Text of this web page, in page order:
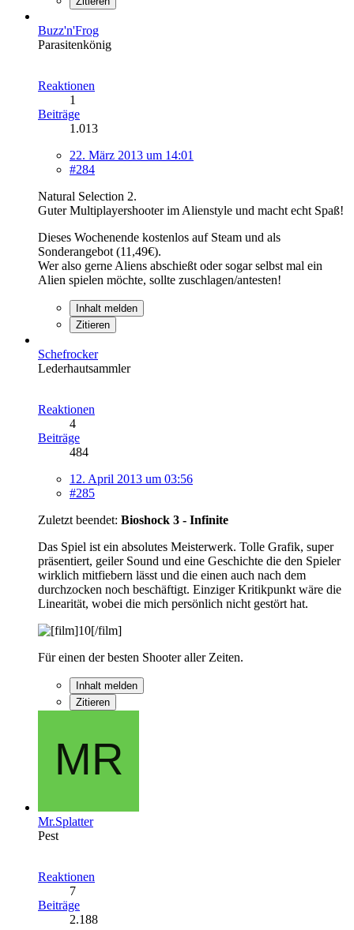
Buzz'n'Frog
Parasitenkönig
Reaktionen
1
Beiträge
1.013
22. März 2013 um 14:01
#284
Natural Selection 2.
Guter Multiplayershooter im Alienstyle und macht echt Spaß!
Dieses Wochenende kostenlos auf Steam und als
Sonderangebot (11,49€).
Wer also gerne Aliens abschießt oder sogar selbst mal ein
Alien spielen möchte, sollte zuschlagen/antesten!
Inhalt melden
Zitieren
Schefrocker
Lederhautsammler
Reaktionen
4
Beiträge
484
12. April 2013 um 03:56
#285
Zuletzt beendet: Bioshock 3 - Infinite
Das Spiel ist ein absolutes Meisterwerk. Tolle Grafik, super
präsentiert, geiler Sound und eine Geschichte die den Spieler
wirklich mitfiebern lässt und die einen auch nach dem
durchzocken noch beschäftigt. Einziger Kritikpunkt wäre die
Linearität, wobei die mich persönlich nicht gestört hat.
Für einen der besten Shooter aller Zeiten.
Inhalt melden
Zitieren
Mr.Splatter
Pest
Reaktionen
7
Beiträge
2.188